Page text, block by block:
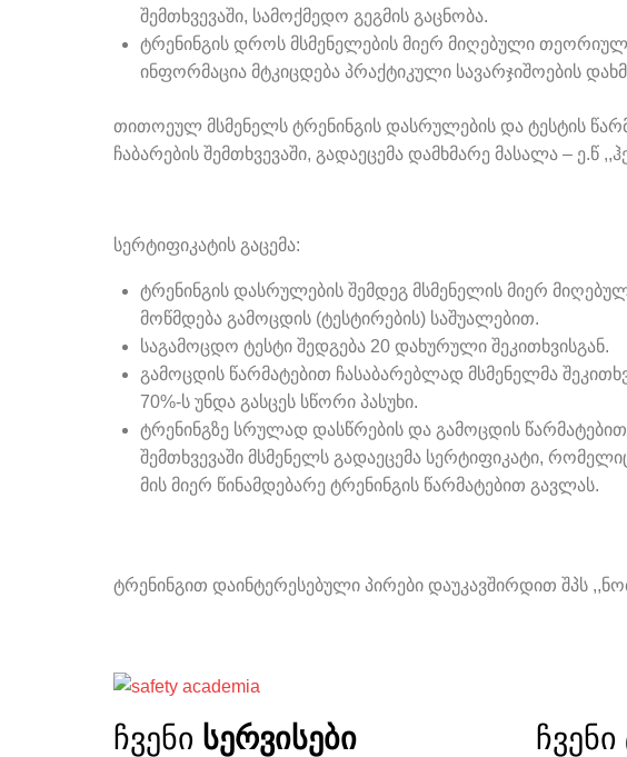
შემთხვევაში, სამოქმედო გეგმის გაცნობა.
ტრენინგის დროს მსმენელების მიერ მიღებული
ინფორმაცია მტკიცდება პრაქტიკული სავარჯიშოების
თითოეულ მსმენელს ტრენინგის დასრულების და ტესტის
ჩაბარების შემთხვევაში, გადაეცემა დამხმარე მასალა – ე.წ
სერტიფიკატის გაცემა:
ტრენინგის დასრულების შემდეგ მსმენელის მიერ
მოწმდება გამოცდის (ტესტირების) საშუალებით.
საგამოცდო ტესტი შედგება 20 დახურული შეკითხვისგან.
გამოცდის წარმატებით ჩასაბარებლად მსმენელმა
70%-ს უნდა გასცეს სწორი პასუხი.
ტრენინგზე სრულად დასწრების და გამოცდის წარმატებით
შემთხვევაში მსმენელს გადაეცემა სერტიფიკატი,
მის მიერ წინამდებარე ტრენინგის წარმატებით გავლას.
ტრენინგით დაინტერესებული პირები დაუკავშირდით შპს
ჩვენი სერვისები ჩვენი